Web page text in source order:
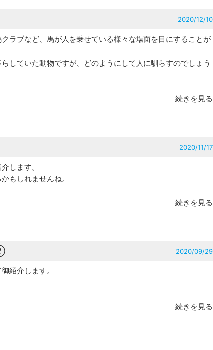
2020/12/10
ラブなど、馬が人を乗せている様々な場面を目にすることが
していた動物ですが、どのようにして人に馴らすのでしょう
続きを見る
2020/11/17
します。
もしれませんね。
続きを見る
2020/09/29
紹介します。
続きを見る